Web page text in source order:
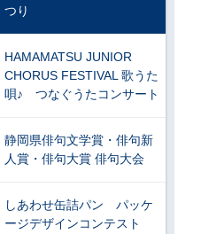
つり
HAMAMATSU JUNIOR
CHORUS FESTIVAL 歌うた
唄♪ つなぐうたコンサート
静岡県俳句文学賞・俳句新
人賞・俳句大賞 俳句大会
しあわせ缶詰パン パッケ
ージデザインコンテスト